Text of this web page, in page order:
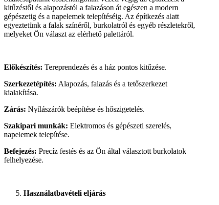
kitűzéstől és alapozástól a falazáson át egészen a modern
gépészetig és a napelemek telepítéséig. Az építkezés alatt
egyeztetünk a falak színéről, burkolatról és egyéb részletekről,
melyeket Ön választ az elérhető palettáról.
Előkészítés: Tereprendezés és a ház pontos kitűzése.
Szerkezetépítés: Alapozás, falazás és a tetőszerkezet
kialakítása.
Zárás: Nyílászárók beépítése és hőszigetelés.
Szakipari munkák: Elektromos és gépészeti szerelés,
napelemek telepítése.
Befejezés: Precíz festés és az Ön által választott burkolatok
felhelyezése.
Használatbavételi eljárás